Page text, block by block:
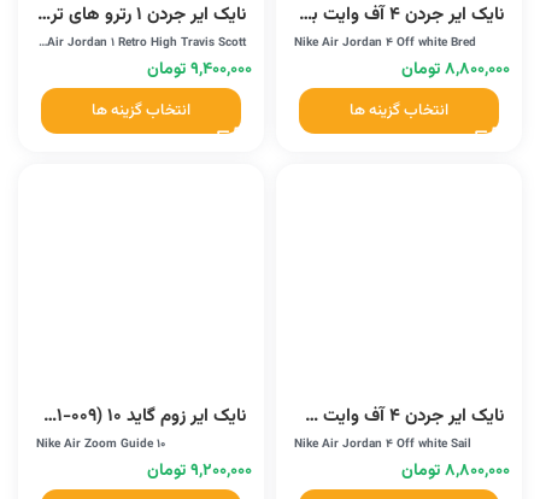
نایک ایر جردن 4 آف وایت برد (AQ9129-412)
Nike Air Jordan 4 Off white Bred
۸,۸۰۰,۰۰۰تومان
انتخاب گزینه ها
نایک ایر جردن 1 رترو های تراویس اسکات (CD4487-100)
Nike Air Jordan 1 Retro High Travis Scott
۹,۴۰۰,۰۰۰تومان
انتخاب گزینه ها
نایک ایر جردن 4 آف وایت سیل (CV9388-100)
Nike Air Jordan 4 Off white Sail
۸,۸۰۰,۰۰۰تومان
نایک ایر زوم گاید 10 (CJ0291-009)
Nike Air Zoom Guide 10
۹,۲۰۰,۰۰۰تومان